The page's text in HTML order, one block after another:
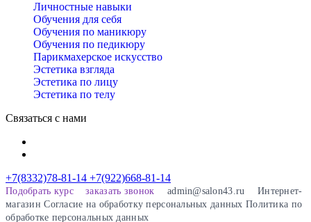
Личностные навыки
Обучения для себя
Обучения по маникюру
Обучения по педикюру
Парикмахерское искусство
Эстетика взгляда
Эстетика по лицу
Эстетика по телу
Связаться с нами
+7(8332)78-81-14 +7(922)668-81-14
Подобрать курс заказать звонок admin@salon43.ru
Интернет-
магазинCогласие на обработку персональных данныхПолитика по
обработке персональных данных